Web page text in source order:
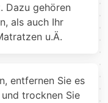
Dazu gehören
als auch Ihr
u.Ä.
entfernen Sie es
trocknen Sie